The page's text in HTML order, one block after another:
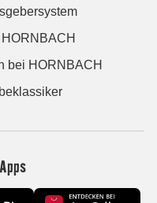
bei HORNBACH